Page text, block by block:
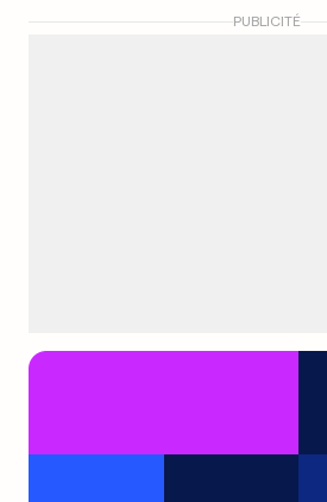
PUBLICITÉ